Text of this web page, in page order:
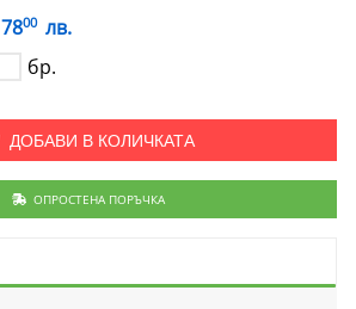
7800 лв.
бр.
ДОБАВИ В КОЛИЧКАТА
ОПРОСТЕНА ПОРЪЧКА